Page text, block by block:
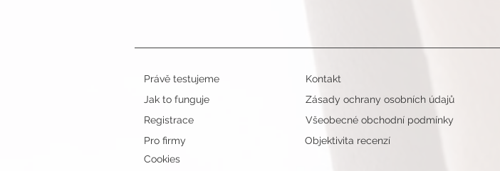
Právě testujeme
Jak to funguje
Registrace
Pro firmy
Kontakt
Zásady ochrany osobních údajů
Všeobecné obchodní podmínky
Objektivita recenzí
Cookies